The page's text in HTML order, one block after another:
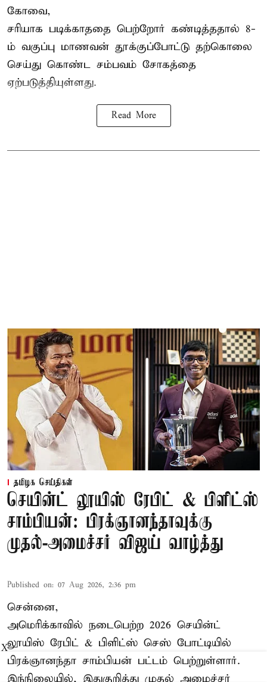
கோவை,
சரியாக படிக்காததை பெற்றோர் கண்டித்ததால் 8-
ம் வகுப்பு மாணவன் தூக்குப்போட்டு தற்கொலை
செய்து கொண்ட சம்பவம் சோகத்தை
ஏற்படுத்தியுள்ளது.
Read More
தமிழக செய்திகள்
செயின்ட் லூயிஸ் ரேபிட் & பிளிட்ஸ்
சாம்பியன்: பிரக்ஞானந்தாவுக்கு
முதல்-அமைச்சர் விஜய் வாழ்த்து
Published on: 07 Aug 2026, 2:36 pm
சென்னை,
அமெரிக்காவில் நடைபெற்ற 2026 செயின்ட்
லூயிஸ் ரேபிட் & பிளிட்ஸ் செஸ் போட்டியில்
பிரக்ஞானந்தா சாம்பியன் பட்டம் பெற்றுள்ளார்.
இந்நிலையில், இதுகுறித்து முதல் அமைச்சர்
X